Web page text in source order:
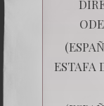
ESTAFA